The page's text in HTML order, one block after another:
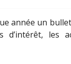
année un
d’intérêt, les